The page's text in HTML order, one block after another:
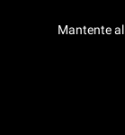
Mantente